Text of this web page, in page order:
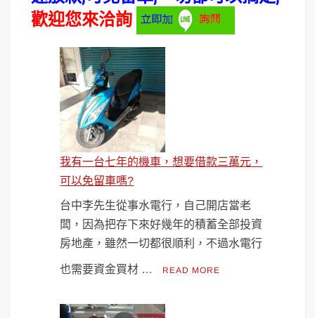
歡迎您來洽詢
我有一台七年的機車，想要借款三萬元，
可以免留車嗎?
台中李先生從事水電行，自己開店當老
闆，因為把存下來好幾年的積蓄全部投資
房地產，雖然一切都很順利，不過水電行
也需要資金買材 … READ MORE